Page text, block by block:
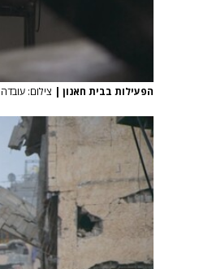
הפעילות בבית חאנון | צילום: עובדה